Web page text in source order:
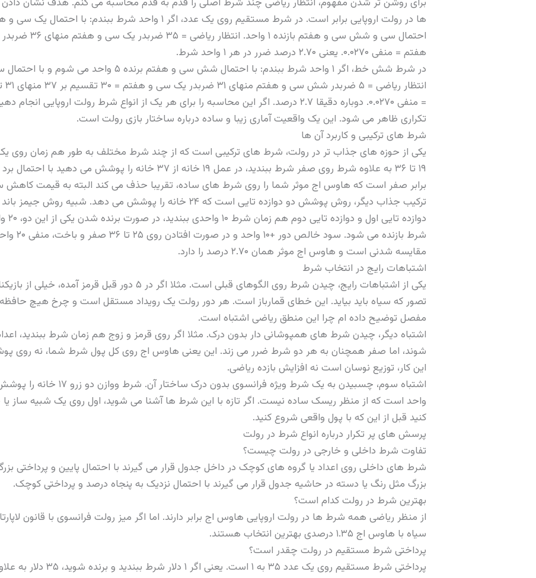
احتمال سی و شش
هفتم = منفی ۰.۰۲۷۰. یعنی ۲.۷۰ درصد ضرر در هر ۱ واحد شرط.
= منفی ۰.۰۲۷۰. دوباره دقیقا ۲.۷ درصد. اگر این محاسبه را برای هر یک از انواع شرط رولت
تکراری ظاهر می شود. این یک واقعیت آماری زیبا و ساده درباره ساختار بازی رولت است.
شرط های ترکیبی و کاربرد آن ها
یکی از حوزه های جذاب تر در رولت، شرط های ترکیبی است که از چند شرط مختلف به طور هم زمان روی
برابر صفر است که هاوس اج موثر شما را روی شرط های ساده، تقریبا حذف می کند البته به قیمت کاهش
ترکیب جذاب دیگر، روش پوشش دو دوازده تایی است که ۲۴ خانه را پوشش می
شرط
مقایسه شدنی است و هاوس اج موثر همان ۲.۷۰ درصد را دارد.
اشتباهات رایج در انتخاب شرط
یکی از اشتباهات رایج، چیدن شرط روی الگوهای قبلی است. مثلا
تصور که سیاه باید بیاید. این خطای قمارباز است. هر دور رولت یک رویداد مستقل است و چرخ هیچ
مفصل توضیح داده ام چرا این منطق ریاضی اشتباه است.
اشتباه دیگر، چیدن شرط های همپوشانی دار بدون درک. مثلا اگر روی قرمز و زوج هم زمان شرط ببندید،
شوند، اما صفر همچنان به هر دو شرط ضرر می زند. این یعنی هاوس اج روی کل پول شرط شما، نه روی
این کار، توزیع نوسان است نه افزایش بازده ریاضی.
واحد است که از منظر ریسک ساده نیست. اگر تازه با این شرط ها آشنا می شوید، اول روی یک شبیه ساز
کنید قبل از این که با پول واقعی شروع کنید.
پرسش های پر تکرار درباره انواع شرط در رولت
تفاوت شرط داخلی و خارجی در رولت چیست؟
شرط های داخلی روی اعداد یا گروه های کوچک در داخل جدول قرار می گیرند با احتمال پایین و پرداختی
بزرگ مثل رنگ یا دسته در حاشیه جدول قرار می گیرند با احتمال نزدیک به پنجاه درصد و پرداختی کوچک.
بهترین شرط در رولت کدام است؟
از منظر ریاضی همه شرط ها در رولت اروپایی هاوس اج برابر دارند. اما اگر میز رولت فرانسوی با قانون
سیاه با هاوس اج ۱.۳۵ درصدی بهترین انتخاب هستند.
پرداختی شرط مستقیم در رولت چقدر است؟
پرداختی شرط مستقیم روی یک عدد ۳۵ به ۱ است. یعنی اگر ۱ دلار شرط ببندید و برنده شوید، ۳۵ دلار به علاوه اصل پولتان دریافت می کنید.